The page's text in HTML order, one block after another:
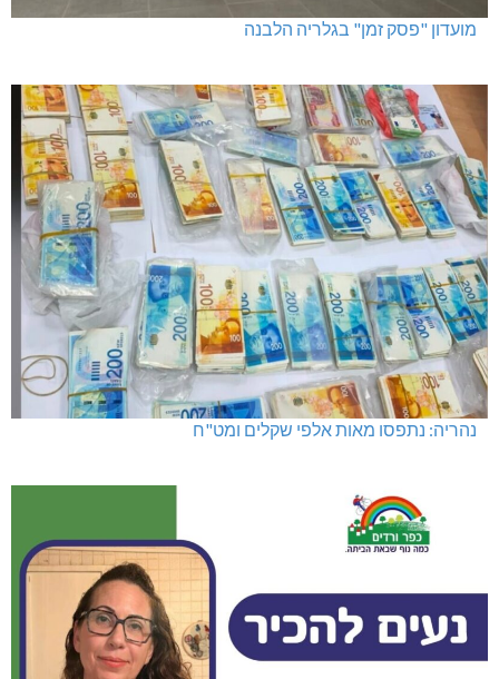
מועדון "פסק זמן" בגלריה הלבנה
נהריה: נתפסו מאות אלפי שקלים ומט"ח